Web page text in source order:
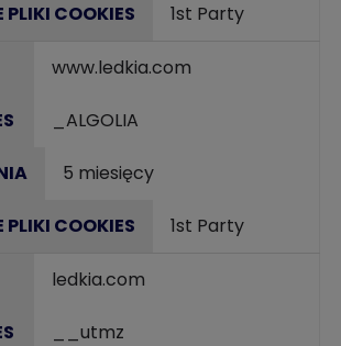
1st Party
www.ledkia.com
_ALGOLIA
5 miesięcy
1st Party
ledkia.com
__utmz